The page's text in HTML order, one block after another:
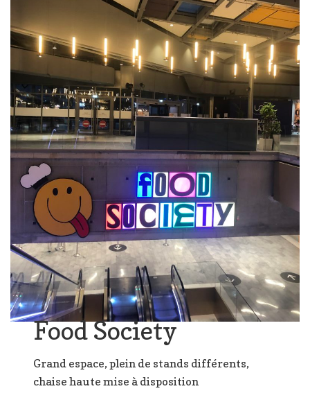
Food Society
Grand espace, plein de stands différents,
chaise haute mise à disposition